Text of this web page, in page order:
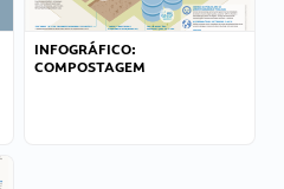
INFOGRÁFICO:
COMPOSTAGEM